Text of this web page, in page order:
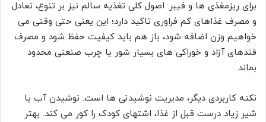
برای ریزمغذی ها و فیبر. اصول کلی تغذیه سالم نیز بر تنوع، تعادل
و مصرف غذاهای کم فراوری تاکید دارد؛ این یعنی حتی وقتی می
خواهیم وزن اضافه شود، باز هم باید کیفیت حفظ شود و مصرف
قندهای آزاد و خوراکی های بسیار شور یا چرب صنعتی محدود
بماند.
نکته کاربردی دیگر، مدیریت نوشیدنی ها است. نوشیدن آب یا
شیر زیاد درست قبل از غذا، اشتهای کودک را کور می کند. بهتر